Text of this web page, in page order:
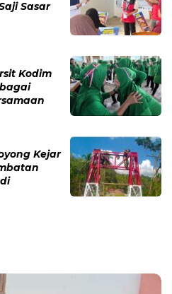
Sasar
Kodim
Kejar